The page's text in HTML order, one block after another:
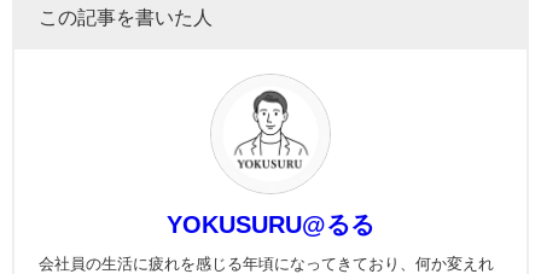
この記事を書いた人
YOKUSURU@るる
会社員の生活に疲れを感じる年頃になってきており、何か変えれ